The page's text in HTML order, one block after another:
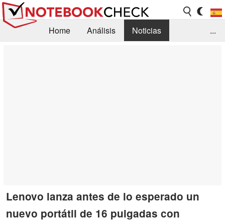
Home Análisis
Noticias
...
Lenovo lanza antes de lo esperado un
nuevo portátil de 16 pulgadas con